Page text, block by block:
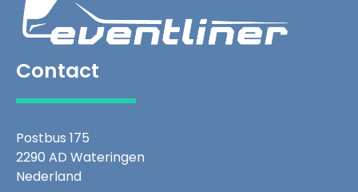
Contact
Postbus 175
2290 AD Wateringen
Nederland